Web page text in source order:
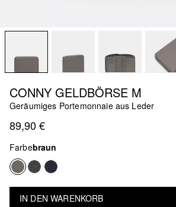
CONNY GELDBÖRSE M
Geräumiges Portemonnaie aus Leder
89,90 €
Farbebraun
IN DEN WARENKORB